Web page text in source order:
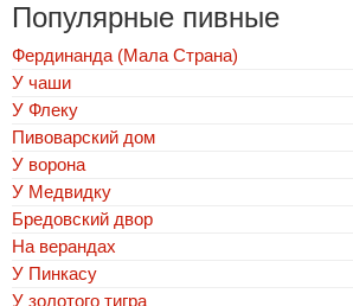
Популярные пивные
Фердинанда (Мала Страна)
У чаши
У Флеку
Пивоварский дом
У ворона
У Медвидку
Бредовский двор
На верандах
У Пинкасу
У золотого тигра